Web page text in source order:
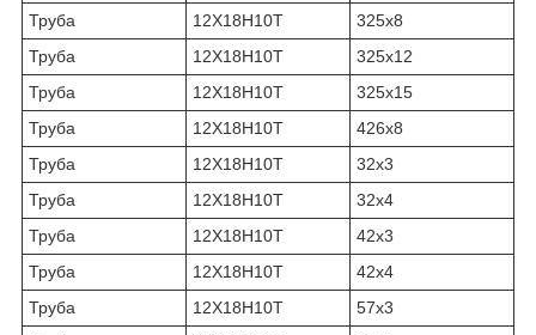
Труба
12Х18Н10Т
325х8
Труба
12Х18Н10Т
325х12
Труба
12Х18Н10Т
325х15
Труба
12Х18Н10Т
426х8
Труба
12Х18Н10Т
32х3
Труба
12Х18Н10Т
32х4
Труба
12Х18Н10Т
42х3
Труба
12Х18Н10Т
42х4
Труба
12Х18Н10Т
57х3